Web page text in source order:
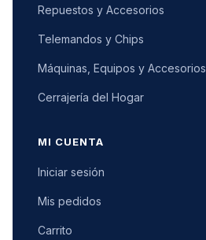
Repuestos y Accesorios
Telemandos y Chips
Máquinas, Equipos y Accesorios
Cerrajería del Hogar
MI CUENTA
Iniciar sesión
Mis pedidos
Carrito